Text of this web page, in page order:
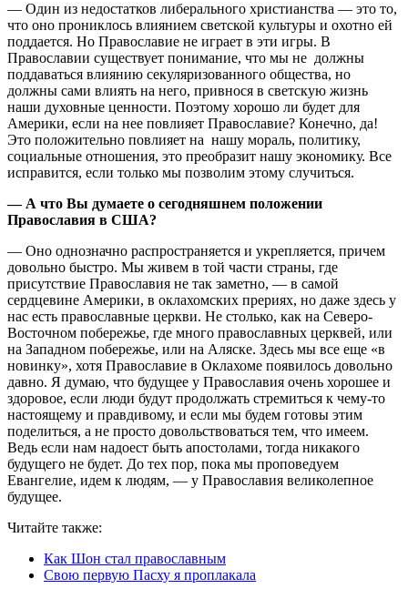
— Один из недостатков либерального христианства — это то,
что оно прониклось влиянием светской культуры и охотно ей
поддается. Но Православие не играет в эти игры. В
Православии существует понимание, что мы не должны
поддаваться влиянию секуляризованного общества, но
должны сами влиять на него, привнося в светскую жизнь
наши духовные ценности. Поэтому хорошо ли будет для
Америки, если на нее повлияет Православие? Конечно, да!
Это положительно повлияет на нашу мораль, политику,
социальные отношения, это преобразит нашу экономику. Все
исправится, если только мы позволим этому случиться.
— А что Вы думаете о сегодняшнем положении
Православия в США?
— Оно однозначно распространяется и укрепляется, причем
довольно быстро. Мы живем в той части страны, где
присутствие Православия не так заметно, — в самой
сердцевине Америки, в оклахомских прериях, но даже здесь у
нас есть православные церкви. Не столько, как на Северо-
Восточном побережье, где много православных церквей, или
на Западном побережье, или на Аляске. Здесь мы все еще «в
новинку», хотя Православие в Оклахоме появилось довольно
давно. Я думаю, что будущее у Православия очень хорошее и
здоровое, если люди будут продолжать стремиться к чему-то
настоящему и правдивому, и если мы будем готовы этим
поделиться, а не просто довольствоваться тем, что имеем.
Ведь если нам надоест быть апостолами, тогда никакого
будущего не будет. До тех пор, пока мы проповедуем
Евангелие, идем к людям, — у Православия великолепное
будущее.
Читайте также:
Как Шон стал православным
Свою первую Пасху я проплакала